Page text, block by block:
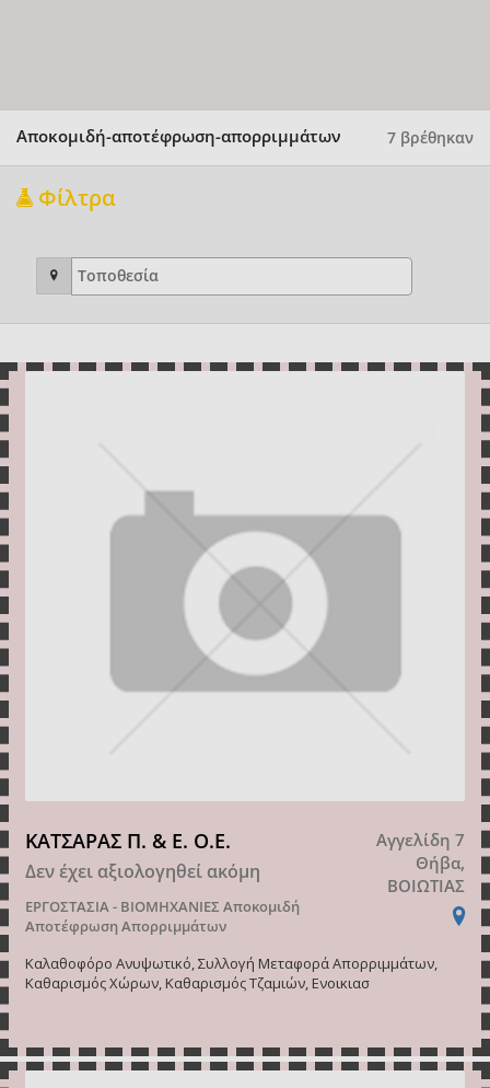
Αποκομιδή-αποτέφρωση-απορριμμάτων 7 βρέθηκαν
Φίλτρα
ΚΑΤΣΑΡΑΣ Π. & Ε. Ο.Ε.
Δεν έχει αξιολογηθεί ακόμη
ΕΡΓΟΣΤΑΣΙΑ - ΒΙΟΜΗΧΑΝΙΕΣ Αποκομιδή
Αποτέφρωση Απορριμμάτων
Αγγελίδη 7
Θήβα,
ΒΟΙΩΤΙΑΣ
Καλαθοφόρο Ανυψωτικό, Συλλογή Μεταφορά Απορριμμάτων,
Καθαρισμός Χώρων, Καθαρισμός Τζαμιών, Ενοικιασ